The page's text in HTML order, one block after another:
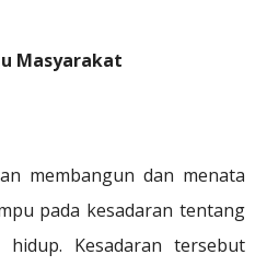
Masyarakat
membangun dan menata
pada kesadaran tentang
Kesadaran tersebut